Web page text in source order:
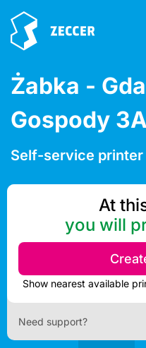
Żabka -
Gospody 3A
Self-service
At
you will
Need support?